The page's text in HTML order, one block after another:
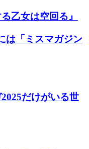
乙女は空回る』
は「ミスマガジン
だけがいる世